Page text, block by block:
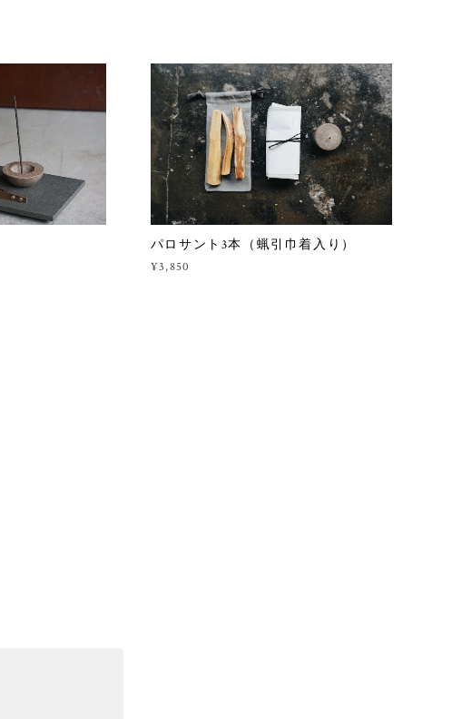
パロサント3本（蝋引巾着入り）
¥3,850